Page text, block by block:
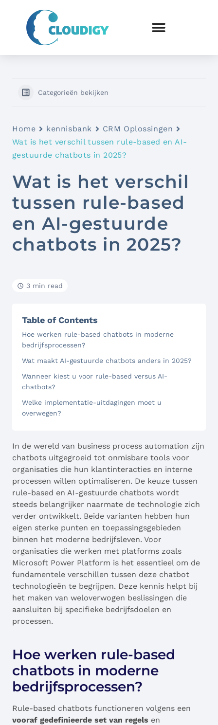
Categorieën bekijken
Home kennisbank
CRM Oplossingen
Wat is het verschil tussen rule-based en AI-
gestuurde chatbots in 2025?
Wat is het verschil
tussen rule-based
en AI-gestuurde
chatbots in 2025?
3 min read
Table of Contents
Hoe werken rule-based chatbots in moderne
bedrijfsprocessen?
Wat maakt AI-gestuurde chatbots anders in 2025?
Wanneer kiest u voor rule-based versus AI-
chatbots?
Welke implementatie-uitdagingen moet u
overwegen?
In de wereld van business process automation zijn
chatbots uitgegroeid tot onmisbare tools voor
organisaties die hun klantinteracties en interne
processen willen optimaliseren. De keuze tussen
rule-based en AI-gestuurde chatbots wordt
steeds belangrijker naarmate de technologie zich
verder ontwikkelt. Beide varianten hebben hun
eigen sterke punten en toepassingsgebieden
binnen het moderne bedrijfsleven. Voor
organisaties die werken met platforms zoals
Microsoft Power Platform is het essentieel om de
fundamentele verschillen tussen deze chatbot
technologieën te begrijpen. Deze kennis helpt bij
het maken van weloverwogen beslissingen die
aansluiten bij specifieke bedrijfsdoelen en
processen.
Hoe werken rule-based
chatbots in moderne
bedrijfsprocessen?
Rule-based chatbots functioneren volgens een
vooraf gedefinieerde set van regels en